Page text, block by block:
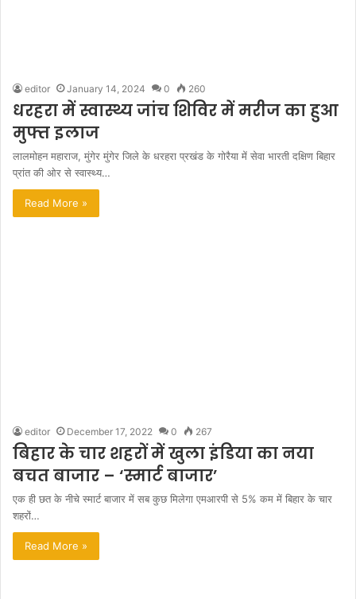
editor January 14, 2024 0 260
धरहरा में स्वास्थ्य जांच शिविर में मरीज का हुआ
मुफ्त इलाज
लालमोहन महाराज, मुंगेर मुंगेर जिले के धरहरा प्रखंड के गोरैया में सेवा भारती दक्षिण बिहार
प्रांत की ओर से स्वास्थ्य…
Read More »
editor December 17, 2022 0 267
बिहार के चार शहरों में खुला इंडिया का नया
बचत बाजार – ‘स्मार्ट बाजार’
एक ही छत के नीचे स्मार्ट बाजार में सब कुछ मिलेगा एमआरपी से 5% कम में बिहार के चार
शहरों…
Read More »